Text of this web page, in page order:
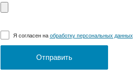
Я согласен на обработку персональных данных